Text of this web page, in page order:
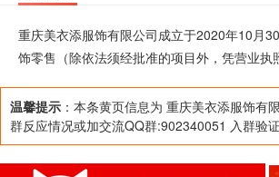
重庆美衣添服饰有限公司成立于2020年10月
饰零售（除依法须经批准的项目外，凭营业
温馨提示 ：本条黄页信息为 重庆美衣添服饰有
群反应情况或加交流QQ群:902340051 入群验证